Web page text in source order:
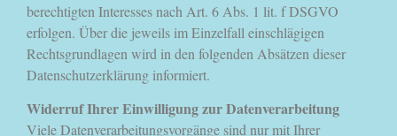
berechtigten Interesses nach Art. 6 Abs. 1 lit. f DSGVO
erfolgen. Über die jeweils im Einzelfall einschlägigen
Rechtsgrundlagen wird in den folgenden Absätzen dieser
Datenschutzerklärung informiert.
Widerruf Ihrer Einwilligung zur Datenverarbeitung
Viele Datenverarbeitungsvorgänge sind nur mit Ihrer